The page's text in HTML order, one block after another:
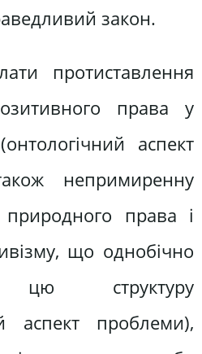
закон.
протиставлен­ня
права у
аспект
непримиренну
природного права і
що однобічно
цю структуру
аспект проблеми),